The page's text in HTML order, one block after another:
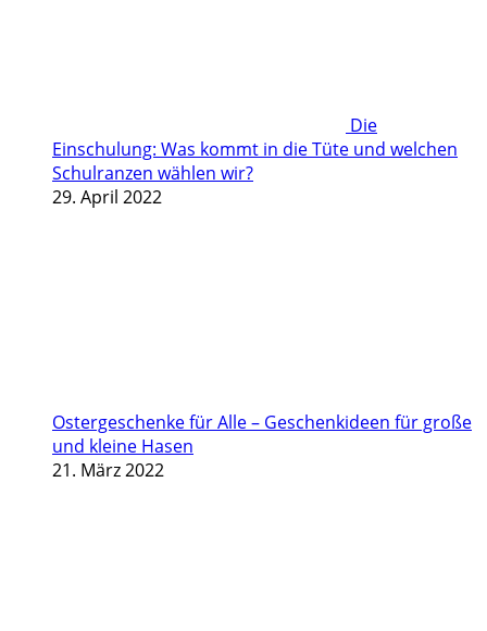
Die
Einschulung: Was kommt in die Tüte und welchen
Schulranzen wählen wir?
29. April 2022
Ostergeschenke für Alle – Geschenkideen für große
und kleine Hasen
21. März 2022